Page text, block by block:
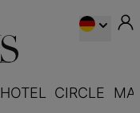
HOTEL CIRCLE